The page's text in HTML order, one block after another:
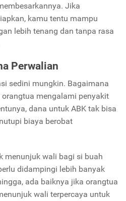
Jika
kamu tentu mampu
lebih tenang dan tanpa rasa
Perwalian
sedini mungkin. Bagaimana
mengalami penyakit
dana untuk ABK tak bisa
biaya berobat
menunjuk wali bagi si buah
didampingi lebih banyak
ada baiknya jika orangtua
wali terpercaya untuk